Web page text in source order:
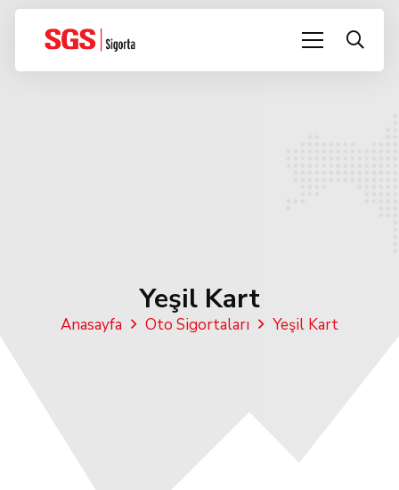
Yeşil Kart
Anasayfa Oto Sigortaları Yeşil Kart